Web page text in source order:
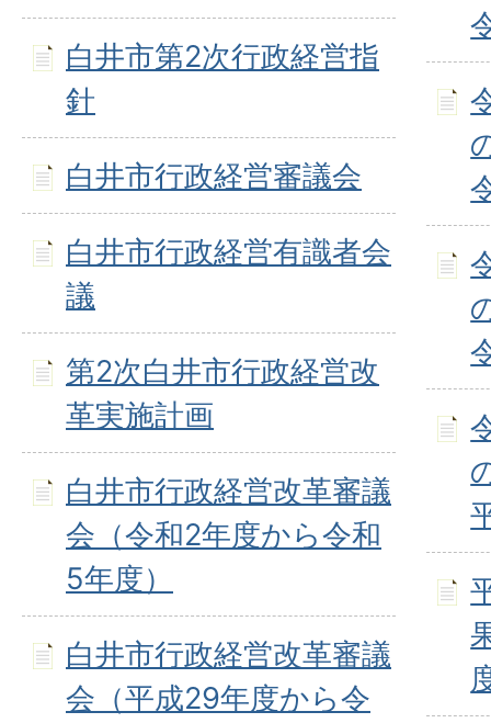
白井市第2次行政経営指
針
白井市行政経営審議会
白井市行政経営有識者会
議
第2次白井市行政経営改
革実施計画
白井市行政経営改革審議
会（令和2年度から令和
5年度）
白井市行政経営改革審議
会（平成29年度から令